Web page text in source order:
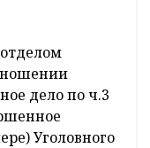
дело по ч.3
Уголовного